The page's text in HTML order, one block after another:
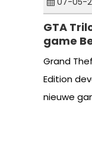
GTA
game
Grand
Edition
nieuwe